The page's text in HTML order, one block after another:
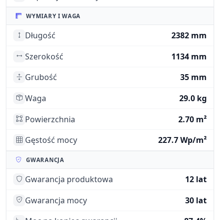
WYMIARY I WAGA
Długość
2382 mm
Szerokość
1134 mm
Grubość
35 mm
Waga
29.0 kg
Powierzchnia
2.70 m²
Gęstość mocy
227.7 Wp/m²
GWARANCJA
Gwarancja produktowa
12 lat
Gwarancja mocy
30 lat